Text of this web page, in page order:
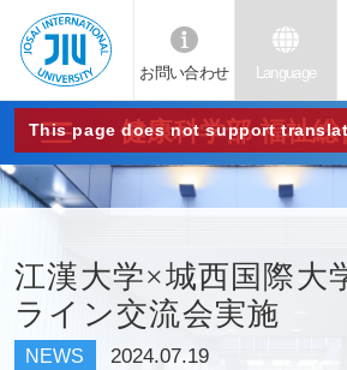
JIU
城西
国際
大学
お問い合わせ Language
This page does not support
健康科学部 福祉総
江漢大学×城西国際
ライン交流会実施
NEWS 2024.07.19